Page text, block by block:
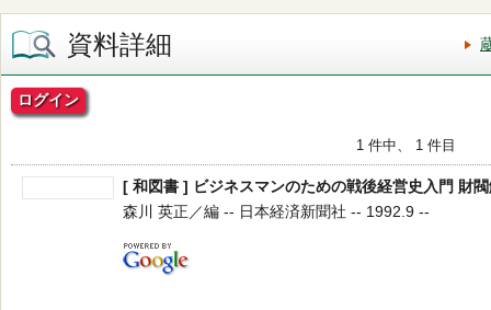
資料詳細
ログイン
1 件中、 1 件目
[ 和図書 ] ビジネスマンのための戦後経営史入門 財
森川 英正／編 -- 日本経済新聞社 -- 1992.9 --